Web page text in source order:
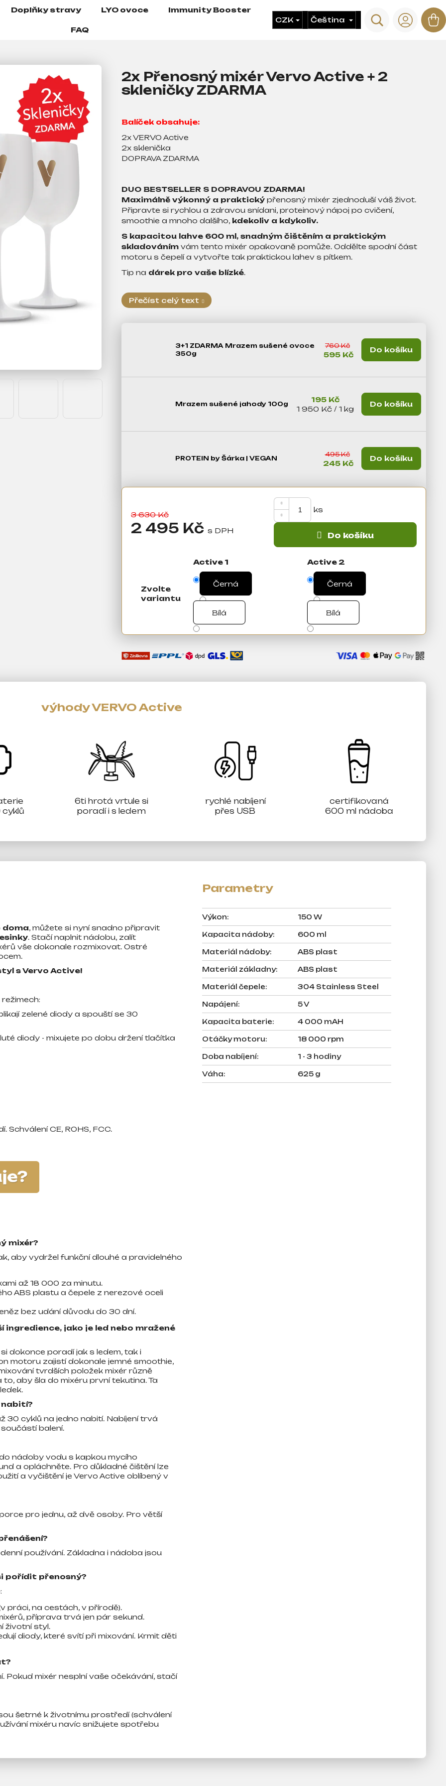
Doplňky stravy LYO ovoce Immunity Booster
FAQ
CZK Čeština
Hledat
2x Přenosný mixér Vervo Active + 2
skleničky ZDARMA
Balíček obsahuje:
2x VERVO Active
2x sklenička
DOPRAVA ZDARMA
DUO BESTSELLER S DOPRAVOU ZDARMA!
Maximálně výkonný a praktický přenosný mixér zjednoduší váš život.
Připravte si rychlou a zdravou snídani, proteinový nápoj po cvičení,
smoothie a mnoho dalšího, kdekoliv a kdykoliv.
S kapacitou lahve 600 ml, snadným čištěním a praktickým
skladováním vám tento mixér opakovaně pomůže. Oddělte spodní část
motoru s čepelí a vytvořte tak praktickou lahev s pítkem.
Tip na dárek pro vaše blízké.
Přečíst celý text
3+1 ZDARMA Mrazem sušené ovoce
350g
760 Kč
595 Kč
Do košíku
Mrazem sušené jahody 100g
195 Kč
Měrná cena:
1 950 Kč / 1 kg
Do košíku
PROTEIN by Šárka | VEGAN
495 Kč
245 Kč
Do košíku
3 630 Kč
2 495 Kč Do košíku
Zvolte
variantu
Active 1
Černá
Bílá
Active 2
Černá
Bílá
výhody VERVO Active
cyklů
6ti hrotá vrtule si
poradí i s ledem
rychlé nabíjení
přes USB
certifikovaná
600 ml nádoba
doma, můžete si nyní snadno připravit
. Stačí naplnit nádobu, zalít
vše dokonale rozmixovat. Ostré
s Vervo Active!
zelené diody a spouští se 30
diody - mixujete po dobu držení tlačítka
CE, ROHS, FCC.
mixér?
aby vydržel funkční dlouhé a pravidelného
až 18 000 za minutu.
ABS plastu a čepele z nerezové oceli
bez udání důvodu do 30 dní.
jako je led nebo mražené
dokonce poradí jak s ledem, tak i
motoru zajistí dokonale jemné smoothie,
tvrdších položek mixér různě
aby šla do mixéru první tekutina. Ta
nabití?
30 cyklů na jedno nabití. Nabíjení trvá
součástí balení.
nádoby vodu s kapkou mycího
a opláchněte. Pro důkladné čištění lze
a vyčištění je Vervo Active oblíbený v
pro jednu, až dvě osoby. Pro větší
používání. Základna i nádoba jsou
pořídit přenosný?
práci, na cestách, v přírodě).
příprava trvá jen pár sekund.
životní styl.
diody, které svítí při mixování. Krmit děti
Pokud mixér nesplní vaše očekávání, stačí
šetrné k životnímu prostředí (schválení
mixéru navíc snižujete spotřebu
Výkon: 150 W
Kapacita nádoby: 600 ml
Materiál nádoby: ABS plast
Materiál základny: ABS plast
Materiál čepele: 304 Stainless Steel
Napájení: 5 V
Kapacita baterie: 4 000 mAH
Otáčky motoru: 18 000 rpm
Doba nabíjení: 1 - 3 hodiny
Váha: 625 g